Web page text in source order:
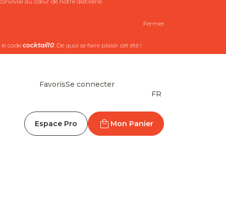
code cocktail10. De quoi se faire plaisir cet été !
Fermer
FavorisSe connecter
FR
Espace Pro Mon Panier